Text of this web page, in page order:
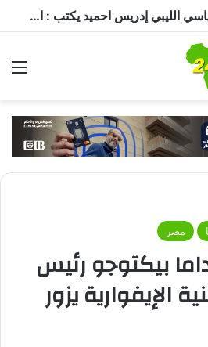
الكاتب والمحلل السياسي الليبي إدريس احميد يكتب : الكاميرون في ظل غياب بول بيا… قراءة في المشهد وأسباب الغياب ومآلات الأوضاع
مصر
بيكتوجو رئيس
الإيفوارية يزور